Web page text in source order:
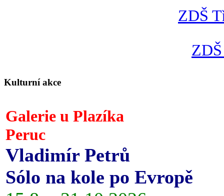
ZDŠ
Kulturní akce
Galerie u Plazíka
Peruc
Vladimír Petrů
Sólo na kole po Evropě